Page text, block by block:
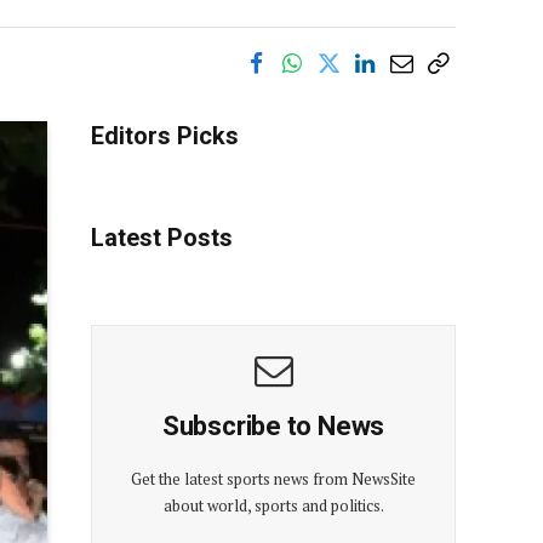
Editors Picks
Latest Posts
Subscribe to News
Get the latest sports news from NewsSite
about world, sports and politics.